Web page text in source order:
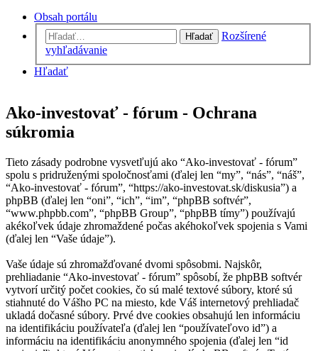
Obsah portálu
Hľadať
Rozšírené
vyhľadávanie
Hľadať
Ako-investovať - fórum - Ochrana
súkromia
Tieto zásady podrobne vysvetľujú ako “Ako-investovať - fórum”
spolu s pridruženými spoločnosťami (ďalej len “my”, “nás”, “náš”,
“Ako-investovať - fórum”, “https://ako-investovat.sk/diskusia”) a
phpBB (ďalej len “oni”, “ich”, “im”, “phpBB softvér”,
“www.phpbb.com”, “phpBB Group”, “phpBB tímy”) používajú
akékoľvek údaje zhromaždené počas akéhokoľvek spojenia s Vami
(ďalej len “Vaše údaje”).
Vaše údaje sú zhromažďované dvomi spôsobmi. Najskôr,
prehliadanie “Ako-investovať - fórum” spôsobí, že phpBB softvér
vytvorí určitý počet cookies, čo sú malé textové súbory, ktoré sú
stiahnuté do Vášho PC na miesto, kde Váš internetový prehliadač
ukladá dočasné súbory. Prvé dve cookies obsahujú len informáciu
na identifikáciu používateľa (ďalej len “používateľovo id”) a
informáciu na identifikáciu anonymného spojenia (ďalej len “id